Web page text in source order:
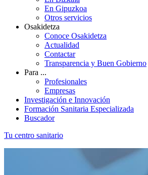
En Gipuzkoa
Otros servicios
Osakidetza
Conoce Osakidetza
Actualidad
Contactar
Transparencia y Buen Gobierno
Para ...
Profesionales
Empresas
Investigación e Innovación
Formación Sanitaria Especializada
Buscador
Tu centro sanitario